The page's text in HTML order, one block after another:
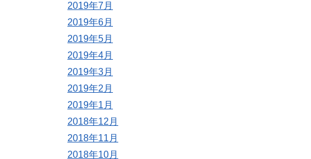
2019年7月
2019年6月
2019年5月
2019年4月
2019年3月
2019年2月
2019年1月
2018年12月
2018年11月
2018年10月